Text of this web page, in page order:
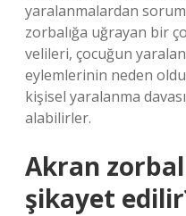
yaralanmalardan
zorbalığa uğrayan bir
velileri, çocuğun
eylemlerinin neden
kişisel yaralanma
alabilirler.
Akran
şikayet